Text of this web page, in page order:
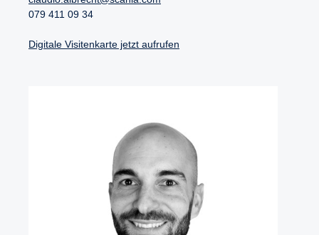
079 411 09 34
Digitale Visitenkarte jetzt aufrufen